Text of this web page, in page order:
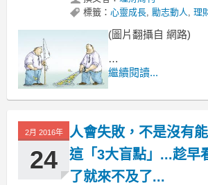
標籤： 心靈成長, 勵志動人, 理
(圖片翻攝自 網路)
我們都曾經不知道何
我們經常發現自己
繼續閱讀...
2月 2016年
24
人會失敗，不是沒有
這「3大盲點」...趁早
了就來不及了...